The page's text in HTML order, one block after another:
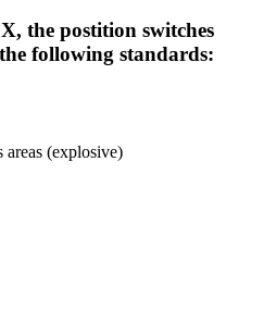
the postition switches
following standards:
areas (explosive)